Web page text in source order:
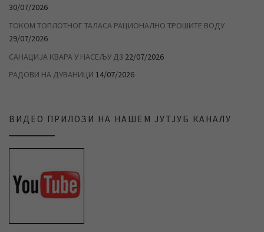
30/07/2026
ТОКОМ ТОПЛОТНОГ ТАЛАСА РАЦИОНАЛНО ТРОШИТЕ ВОДУ
29/07/2026
САНАЦИЈА КВАРА У НАСЕЉУ Д3 22/07/2026
РАДОВИ НА ДУВАНИЦИ 14/07/2026
ВИДЕО ПРИЛОЗИ НА НАШЕМ ЈУТЈУБ КАНАЛУ